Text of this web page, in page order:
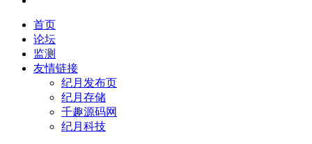
首页
论坛
监测
友情链接
纪月发布页
纪月存储
千趣源码网
纪月科技